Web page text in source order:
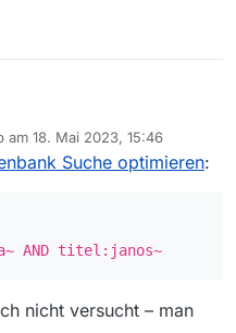
am 18. Mai 2023, 15:46
editiert von
Suche optimieren:
AND titel:janos~
nicht versucht – man